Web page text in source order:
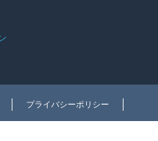
プライバシーポリシー